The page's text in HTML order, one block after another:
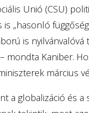
Unió (CSU)
„hasonló
is
mondta Kaniber.
március
a globalizáció és